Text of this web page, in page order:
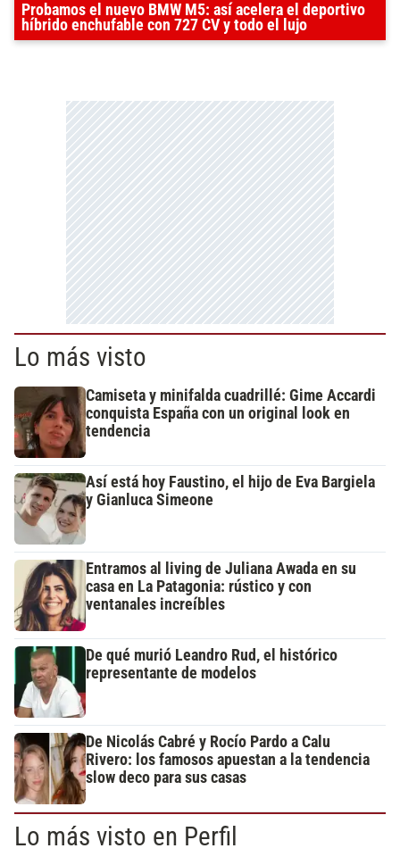
Probamos el nuevo BMW M5: así acelera el deportivo
híbrido enchufable con 727 CV y todo el lujo
Lo más visto
Camiseta y minifalda cuadrillé: Gime Accardi
conquista España con un original look en
tendencia
Así está hoy Faustino, el hijo de Eva Bargiela
y Gianluca Simeone
Entramos al living de Juliana Awada en su
casa en La Patagonia: rústico y con
ventanales increíbles
De qué murió Leandro Rud, el histórico
representante de modelos
De Nicolás Cabré y Rocío Pardo a Calu
Rivero: los famosos apuestan a la tendencia
slow deco para sus casas
Lo más visto en Perfil